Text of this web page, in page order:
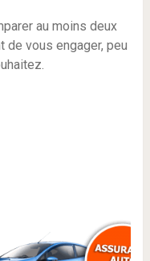
au moins deux
vous engager, peu